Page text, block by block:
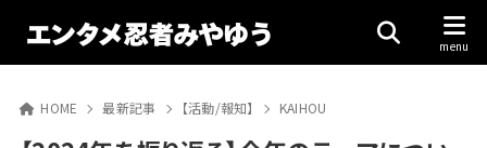
HOME 最新記事 【活動/報知】 KAIHOU